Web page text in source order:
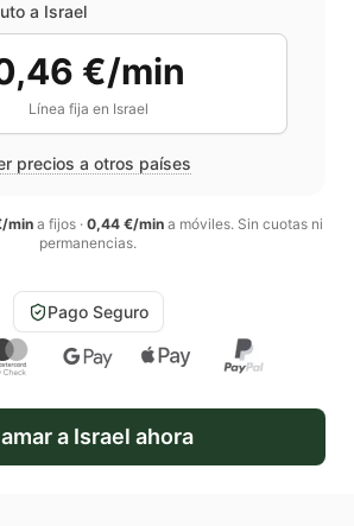
a Israel
€/min
Línea fija en Israel
precios a otros países
mina fijos · 0,44 €/min a móviles. Sin cuotas ni
permanencias.
Pago Seguro
a Israel ahora